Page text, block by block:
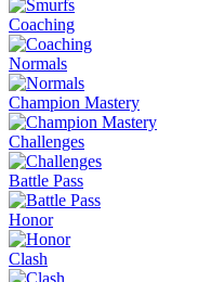
Coaching
Normals
Champion Mastery
Challenges
Battle Pass
Honor
Clash